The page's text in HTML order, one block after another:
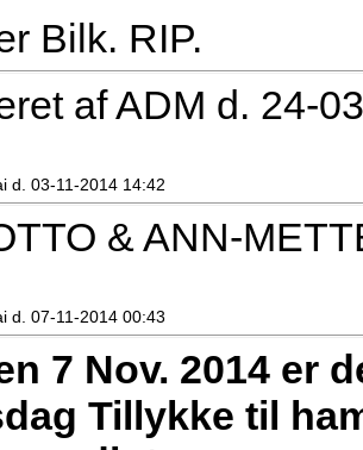
Bilk. RIP.
af ADM d. 24-
d. 03-11-2014 14:42
& ANN-
d. 07-11-2014 00:43
7 Nov. 2014 er
Tillykke til